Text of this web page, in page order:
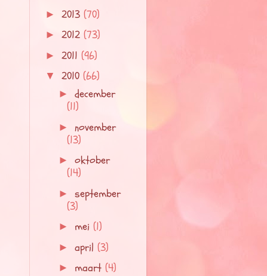
► 2013 (70)
► 2012 (73)
► 2011 (96)
▼ 2010 (66)
► december
(11)
► november
(13)
► oktober
(14)
► september
(3)
► mei (1)
► april (3)
► maart (4)